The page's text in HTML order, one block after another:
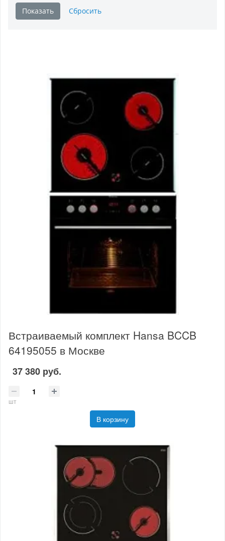
Встраиваемый комплект Hansa BCCB
64195055 в Москве
37 380 руб.
шт
В корзину